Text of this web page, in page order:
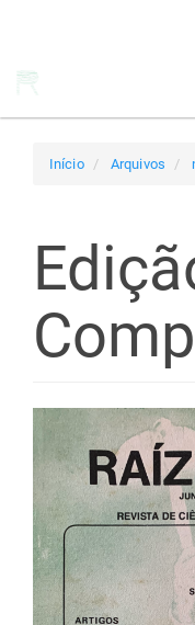
Início Arquivos
Barra
lateral
de
artigos